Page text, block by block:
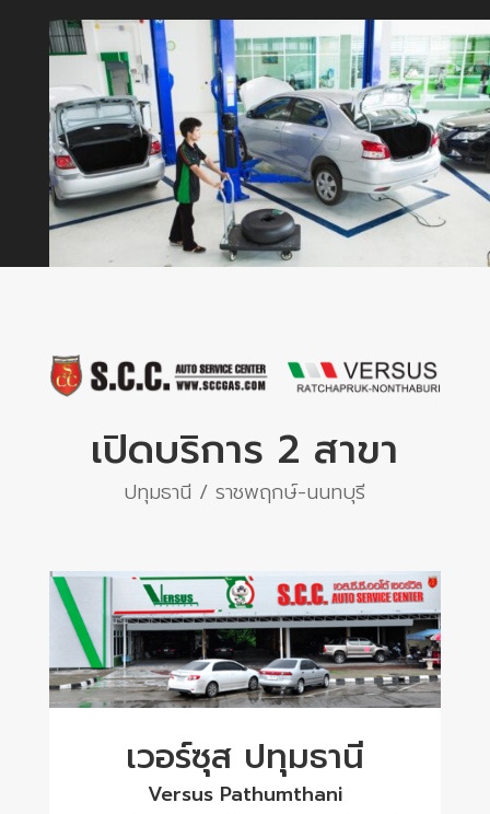
เปิดบริการ 2 สาขา
ปทุมธานี / ราชพฤกษ์-นนทบุรี
เวอร์ซุส ปทุมธานี
Versus Pathumthani